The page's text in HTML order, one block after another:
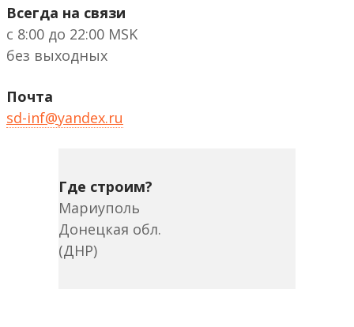
Всегда на связи
с 8:00 до 22:00 MSK
без выходных
Почта
sd-inf@yandex.ru
Где строим?
Мариуполь
Донецкая обл.
(ДНР)